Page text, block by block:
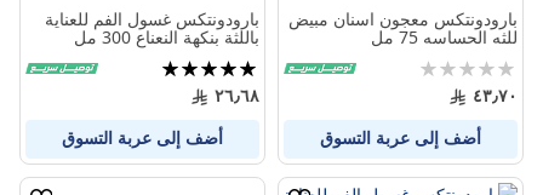
بارودونتكس معجون اسنان مبيض
للثه الحساسه 75 مل
Rating:
0%
٤٣٫٧٠
أضف إلى عربة التسوق
بارودونتكس غسول الفم للعناية
باللثة بنكهة النعناع 300 مل
تقييم:
100%
٢٦٫٦٨
أضف إلى عربة التسوق